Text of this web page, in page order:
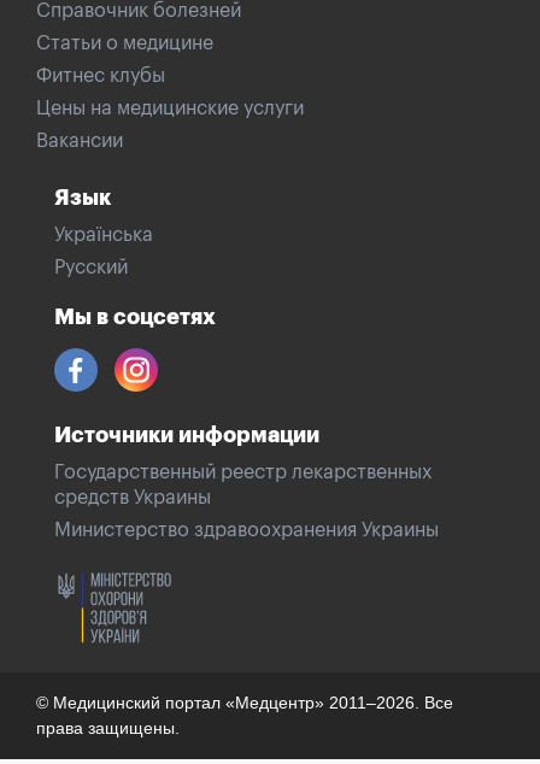
Справочник болезней
Статьи о медицине
Фитнес клубы
Цены на медицинские услуги
Вакансии
Язык
Українська
Русский
Мы в соцсетях
Источники информации
Государственный реестр лекарственных
средств Украины
Министерство здравоохранения Украины
© Медицинский портал «Медцентр» 2011–2026. Все
права защищены.